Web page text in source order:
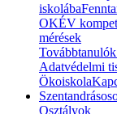
iskolába
OKÉV
mérések
Adatvédelmi
Ökoiskola
Osztályok